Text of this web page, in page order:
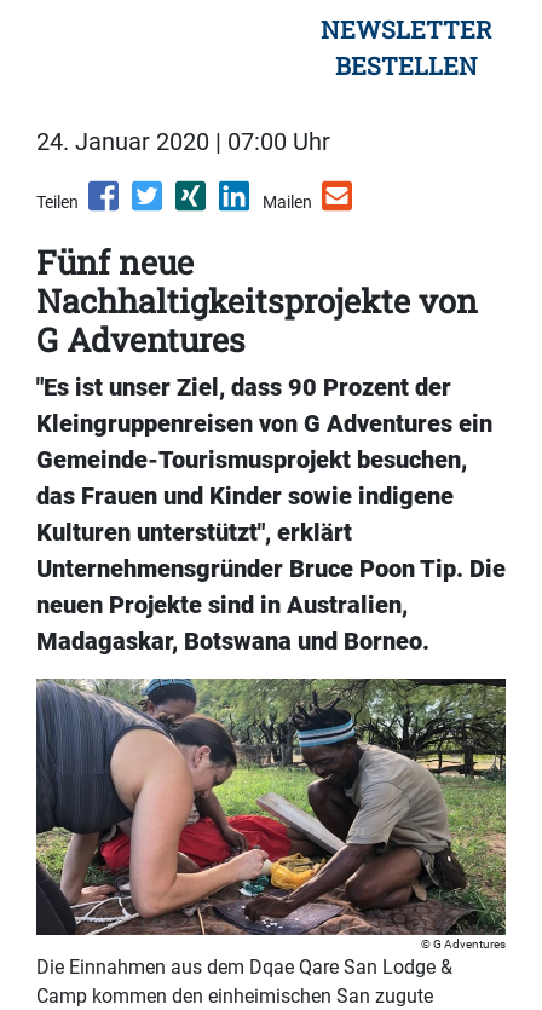
NEWSLETTER
BESTELLEN
24. Januar 2020 | 07:00 Uhr
Teilen Mailen
Fünf neue
Nachhaltigkeitsprojekte von
G Adventures
"Es ist unser Ziel, dass 90 Prozent der
Kleingruppenreisen von G Adventures ein
Gemeinde-Tourismusprojekt besuchen,
das Frauen und Kinder sowie indigene
Kulturen unterstützt", erklärt
Unternehmensgründer Bruce Poon Tip. Die
neuen Projekte sind in Australien,
Madagaskar, Botswana und Borneo.
G Adventures
Die Einnahmen aus dem Dqae Qare San Lodge &
Camp kommen den einheimischen San zugute